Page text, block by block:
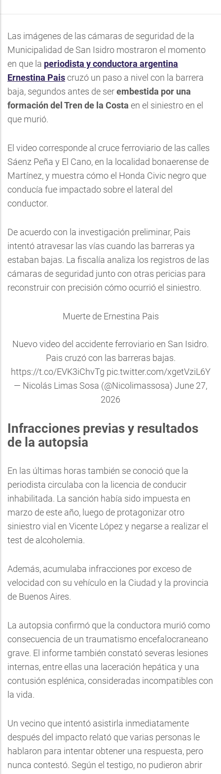
Las imágenes de las cámaras de seguridad de la
Municipalidad de San Isidro mostraron el momento
en que la periodista y conductora argentina
Ernestina Paiscruzó un paso a nivel con la barrera
baja, segundos antes de serembestida por una
formación del Tren de la Costa en el siniestro en el
que murió.
El video corresponde al cruce ferroviario de las calles
Sáenz Peña y El Cano, en la localidad bonaerense de
Martínez, y muestra cómo el Honda Civic negro que
conducía fue impactado sobre el lateral del
conductor.
De acuerdo con la investigación preliminar, Pais
intentó atravesar las vías cuando las barreras ya
estaban bajas. La fiscalía analiza los registros de las
cámaras de seguridad junto con otras pericias para
reconstruir con precisión cómo ocurrió el siniestro.
Muerte de Ernestina Pais
Nuevo video del accidente ferroviario en San Isidro.
Pais cruzó con las barreras bajas.
https://t.co/EVK3iChvTg pic.twitter.com/xgetVziL6Y
— Nicolás Limas Sosa (@Nicolimassosa) June 27,
2026
Infracciones previas y resultados
de la autopsia
En las últimas horas también se conoció que la
periodista circulaba con la licencia de conducir
inhabilitada. La sanción había sido impuesta en
marzo de este año, luego de protagonizar otro
siniestro vial en Vicente López y negarse a realizar el
test de alcoholemia.
Además, acumulaba infracciones por exceso de
velocidad con su vehículo en la Ciudad y la provincia
de Buenos Aires.
La autopsia confirmó que la conductora murió como
consecuencia de un traumatismo encefalocraneano
grave. El informe también constató severas lesiones
internas, entre ellas una laceración hepática y una
contusión esplénica, consideradas incompatibles con
la vida.
Un vecino que intentó asistirla inmediatamente
después del impacto relató que varias personas le
hablaron para intentar obtener una respuesta, pero
nunca contestó. Según el testigo, no pudieron abrir